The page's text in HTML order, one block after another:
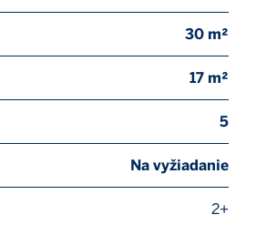
30 m²
17 m²
5
Na vyžiadanie
2+